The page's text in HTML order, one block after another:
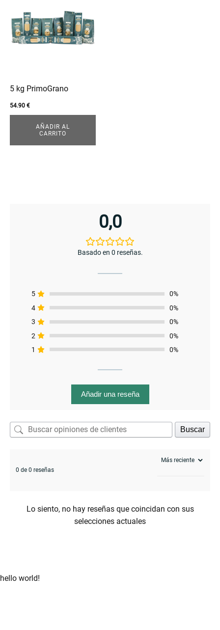
5 kg PrimoGrano
54.90 €
AÑADIR AL
CARRITO
0,0
Basado en 0 reseñas.
5
0%
4
0%
3
0%
2
0%
1
0%
Añadir una reseña
Buscar
0 de 0 reseñas
Lo siento, no hay reseñas que coincidan con sus
selecciones actuales
hello world!